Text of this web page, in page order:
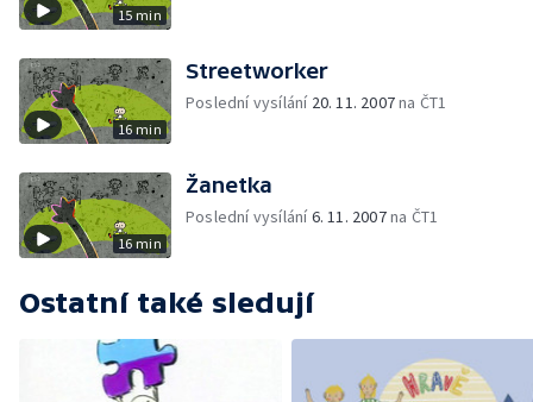
15 min
16 min
Streetworker
Poslední vysílání 20. 11. 2007na ČT1
16 min
Žanetka
Poslední vysílání6. 11. 2007na ČT1
Ostatní také sledují